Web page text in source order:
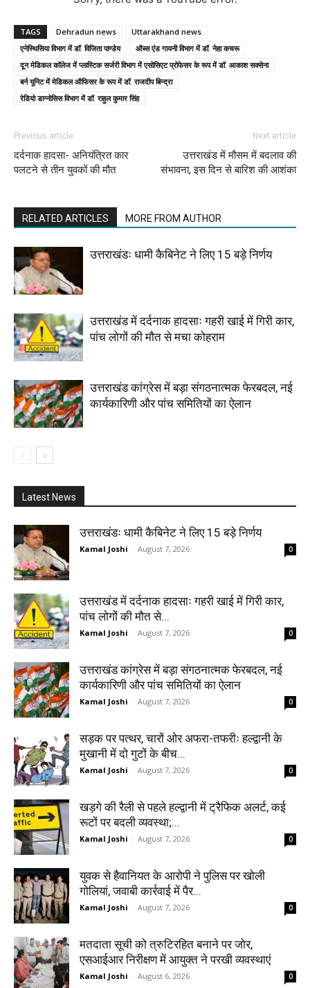
TAGS Dehradun news
Uttarakhand news
एनेस्थिसिया विभाग में डॉ. विजिता पाण्डेय
ऑब्स एंड गायनी विभाग में डॉ. नेहा कचरू
दून मेडिकल कॉलेज में प्लास्टिक सर्जरी विभाग में एसोसिएट प्रोफेसर के रूप में डॉ. आकाश सक्सेना
बर्न यूनिट में मेडिकल ऑफिसर के रूप में डॉ. राजदीप बिन्द्रा
रेडियो डाग्नोसिस विभाग में डॉ. राहुल कुमार सिंह
Previous article
दर्दनाक हादसा- अनियंत्रित कार
पलटने से तीन युवकों की मौत
Next article
उत्तराखंड में मौसम में बदलाव की
संभावना, इस दिन से बारिश की आशंका
RELATED ARTICLES MORE FROM AUTHOR
उत्तराखंडः धामी कैबिनेट ने लिए 15 बड़े निर्णय
उत्तराखंड में दर्दनाक हादसाः गहरी खाई में गिरी कार,
पांच लोगों की मौत से मचा कोहराम
उत्तराखंड कांग्रेस में बड़ा संगठनात्मक फेरबदल, नई
कार्यकारिणी और पांच समितियों का ऐलान
Latest News
उत्तराखंडः धामी कैबिनेट ने लिए 15 बड़े निर्णय
Kamal Joshi - August 7, 2026 0
उत्तराखंड में दर्दनाक हादसाः गहरी खाई में गिरी कार,
पांच लोगों की मौत से...
Kamal Joshi - August 7, 2026 0
उत्तराखंड कांग्रेस में बड़ा संगठनात्मक फेरबदल, नई
कार्यकारिणी और पांच समितियों का ऐलान
Kamal Joshi - August 7, 2026 0
सड़क पर पत्थर, चारों ओर अफरा-तफरीः हल्द्वानी के
मुखानी में दो गुटों के बीच...
Kamal Joshi - August 7, 2026 0
खड़गे की रैली से पहले हल्द्वानी में ट्रैफिक अलर्ट, कई
रूटों पर बदली व्यवस्था;...
Kamal Joshi - August 7, 2026 0
युवक से हैवानियत के आरोपी ने पुलिस पर खोली
गोलियां, जवाबी कार्रवाई में पैर...
Kamal Joshi - August 7, 2026 0
मतदाता सूची को त्रुटिरहित बनाने पर जोर,
एसआईआर निरीक्षण में आयुक्त ने परखी व्यवस्थाएं
Kamal Joshi - August 6, 2026 0